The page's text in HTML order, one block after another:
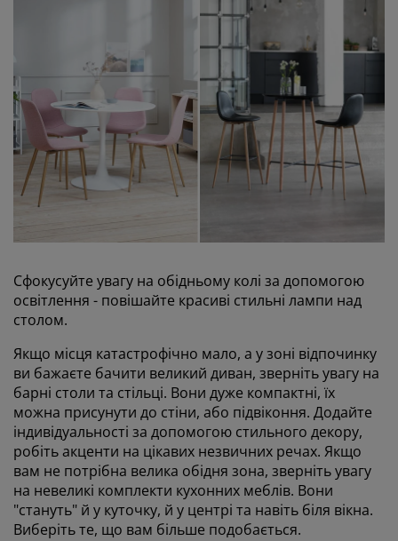
Сфокусуйте увагу на обідньому колі за допомогою
освітлення - повішайте красиві стильні лампи над
столом.
Якщо місця катастрофічно мало, а у зоні відпочинку
ви бажаєте бачити великий диван, зверніть увагу на
барні столи та стільці. Вони дуже компактні, їх
можна присунути до стіни, або підвіконня. Додайте
індивідуальності за допомогою стильного декору,
робіть акценти на цікавих незвичних речах. Якщо
вам не потрібна велика обідня зона, зверніть увагу
на невеликі комплекти кухонних меблів. Вони
"стануть" й у куточку, й у центрі та навіть біля вікна.
Виберіть те, що вам більше подобається.